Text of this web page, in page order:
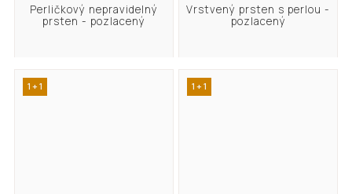
Perličkový nepravidelný
prsten - pozlacený
Vrstvený prsten s perlou -
pozlacený
1 + 1 1 + 1